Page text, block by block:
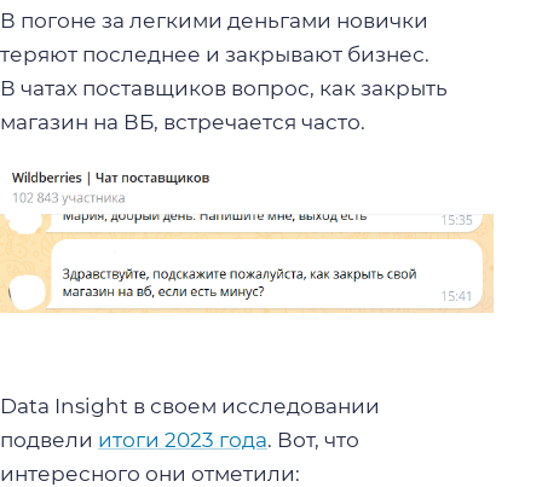
В погоне за легкими деньгами новички
теряют последнее и закрывают бизнес.
В чатах поставщиков вопрос, как закрыть
магазин на ВБ, встречается часто.
Data Insight в своем исследовании
подвели итоги 2023 года. Вот, что
интересного они отметили: